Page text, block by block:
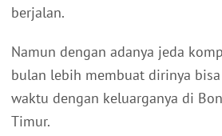
berjalan.
Namun dengan adanya jeda
bulan lebih membuat dirinya
waktu dengan keluarganya di
Timur.